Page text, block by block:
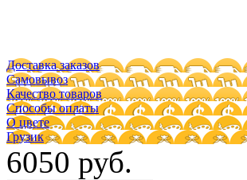
Доставка заказов
Самовывоз
Качество товаров
Способы оплаты
О цвете
Грузик
6050 руб.